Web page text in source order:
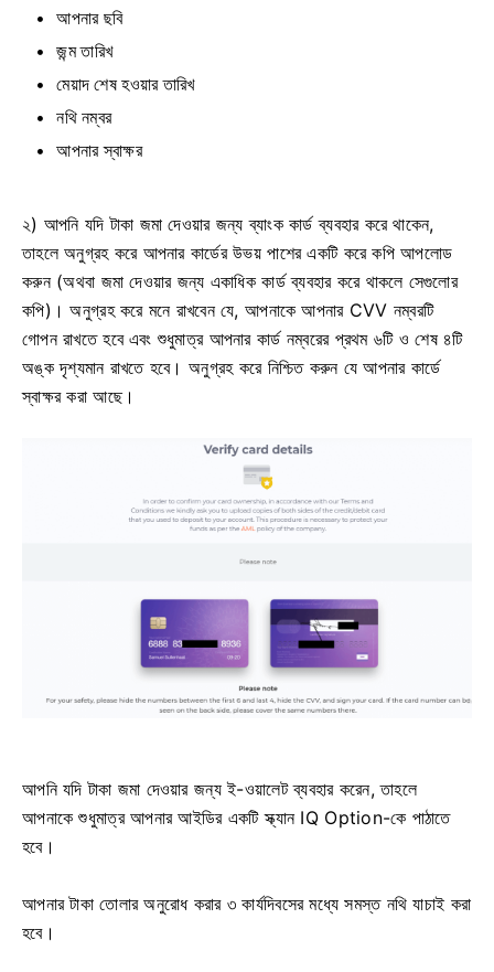
আপনার ছবি
জন্ম তারিখ
মেয়াদ শেষ হওয়ার তারিখ
নথি নম্বর
আপনার স্বাক্ষর
২) আপনি যদি টাকা জমা দেওয়ার জন্য ব্যাংক কার্ড ব্যবহার করে থাকেন,
তাহলে অনুগ্রহ করে আপনার কার্ডের উভয় পাশের একটি করে কপি আপলোড
করুন (অথবা জমা দেওয়ার জন্য একাধিক কার্ড ব্যবহার করে থাকলে সেগুলোর
কপি)। অনুগ্রহ করে মনে রাখবেন যে, আপনাকে আপনার CVV নম্বরটি
গোপন রাখতে হবে এবং শুধুমাত্র আপনার কার্ড নম্বরের প্রথম ৬টি ও শেষ ৪টি
অঙ্ক দৃশ্যমান রাখতে হবে। অনুগ্রহ করে নিশ্চিত করুন যে আপনার কার্ডে
স্বাক্ষর করা আছে।
আপনি যদি টাকা জমা দেওয়ার জন্য ই-ওয়ালেট ব্যবহার করেন, তাহলে
আপনাকে শুধুমাত্র আপনার আইডির একটি স্ক্যান IQ Option-কে পাঠাতে
হবে।
আপনার টাকা তোলার অনুরোধ করার ৩ কার্যদিবসের মধ্যে সমস্ত নথি যাচাই করা
হবে।